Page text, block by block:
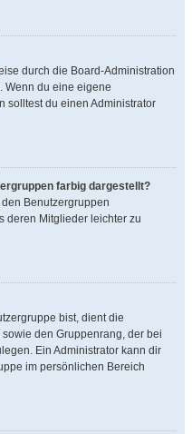
durch die Board-Administration
Wenn du eine eigene
solltest du einen Administrator
farbig dargestellt?
Benutzergruppen
deren Mitglieder leichter zu
bist, dient die
den Gruppenrang, der bei
Ein Administrator kann dir
im persönlichen Bereich